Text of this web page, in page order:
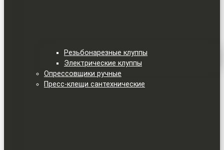
Резьбонарезные клуппы
Электрические клуппы
Опрессовщики ручные
Пресс-клещи сантехнические